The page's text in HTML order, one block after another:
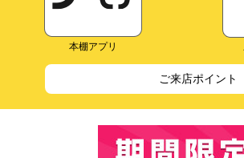
本棚アプリ
ご来店ポイント